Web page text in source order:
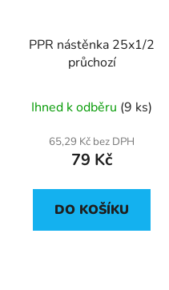
PPR nástěnka 25x1/2
průchozí
Ihned k odběru (9 ks)
65,29 Kč bez DPH
79 Kč
DO KOŠÍKU